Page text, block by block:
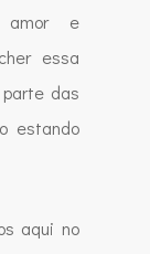
e
essa
das
estando
aqui no